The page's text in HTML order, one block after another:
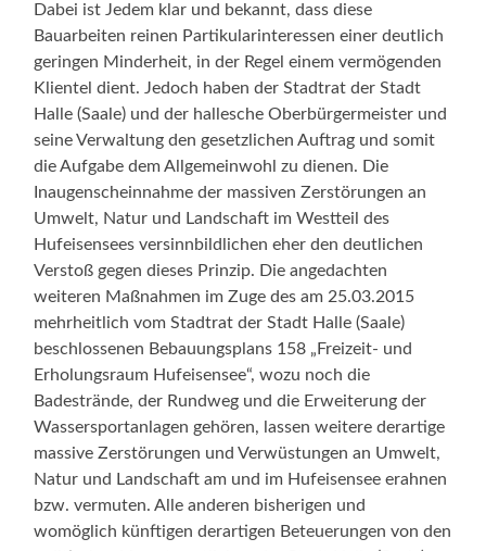
Dabei ist Jedem klar und bekannt, dass diese
Bauarbeiten reinen Partikularinteressen einer deutlich
geringen Minderheit, in der Regel einem vermögenden
Klientel dient. Jedoch haben der Stadtrat der Stadt
Halle (Saale) und der hallesche Oberbürgermeister und
seine Verwaltung den gesetzlichen Auftrag und somit
die Aufgabe dem Allgemeinwohl zu dienen. Die
Inaugenscheinnahme der massiven Zerstörungen an
Umwelt, Natur und Landschaft im Westteil des
Hufeisensees versinnbildlichen eher den deutlichen
Verstoß gegen dieses Prinzip. Die angedachten
weiteren Maßnahmen im Zuge des am 25.03.2015
mehrheitlich vom Stadtrat der Stadt Halle (Saale)
beschlossenen Bebauungsplans 158 „Freizeit- und
Erholungsraum Hufeisensee“, wozu noch die
Badestrände, der Rundweg und die Erweiterung der
Wassersportanlagen gehören, lassen weitere derartige
massive Zerstörungen und Verwüstungen an Umwelt,
Natur und Landschaft am und im Hufeisensee erahnen
bzw. vermuten. Alle anderen bisherigen und
womöglich künftigen derartigen Beteuerungen von den